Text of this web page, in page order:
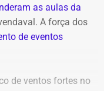
o próprio André
a passagem
as aulas da
A força dos
de eventos
de ventos fortes no